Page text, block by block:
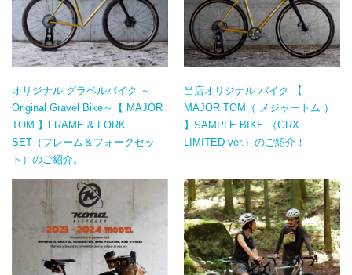
オリジナル グラベルバイク ～
Original Gravel Bike～【 MAJOR
TOM 】FRAME & FORK
SET（フレーム＆フォークセッ
ト）のご紹介。
当店オリジナル バイク 【
MAJOR TOM（ メジャートム ）
】SAMPLE BIKE （GRX
LIMITED ver.）のご紹介！